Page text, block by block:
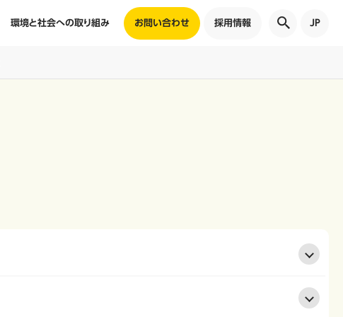
環境と社会への取り組み お問い合わせ 採用情報 JP